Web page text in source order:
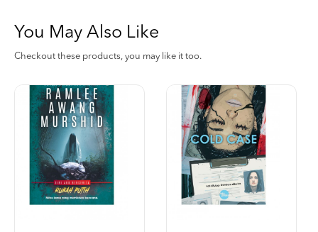
You May Also Like
Checkout these products, you may like it too.